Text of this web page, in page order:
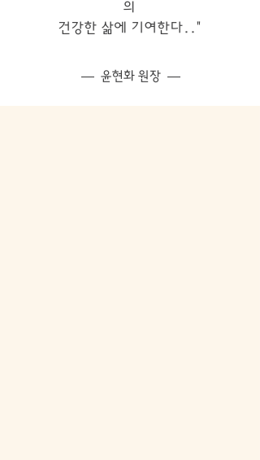
의
​건강한 삶에 기여한다.."
— 윤현화 원장 —